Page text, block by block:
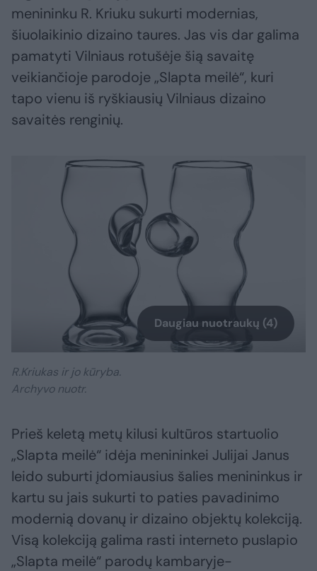
menininku R. Kriuku sukurti modernias,
šiuolaikinio dizaino taures. Jas vis dar galima
pamatyti Vilniaus rotušėje šią savaitę
veikiančioje parodoje „Slapta meilė“, kuri
tapo vienu iš ryškiausių Vilniaus dizaino
savaitės renginių.
Daugiau nuotraukų (4)
R.Kriukas ir jo kūryba.
Archyvo nuotr.
Prieš keletą metų kilusi kultūros startuolio
„Slapta meilė“ idėja menininkei Julijai Janus
leido suburti įdomiausius šalies menininkus ir
kartu su jais sukurti to paties pavadinimo
modernią dovanų ir dizaino objektų kolekciją.
Visą kolekciją galima rasti interneto puslapio
„Slapta meilė“ parodų kambaryje-